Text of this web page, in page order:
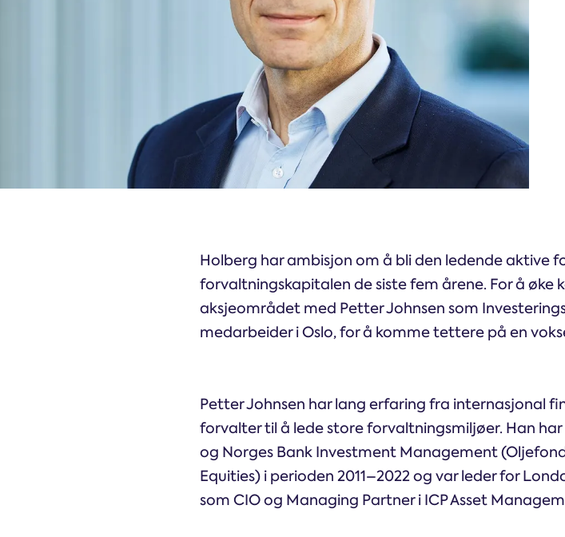
Holberg Kreditt
Holberg OMF
Holberg har ambisjon om å bli den ledende aktive
forvaltningskapitalen de siste fem årene. For å øke
aksjeområdet med Petter Johnsen som
medarbeider i Oslo, for å komme tettere på en
Petter Johnsen har lang erfaring fra internasjonal
forvalter til å lede store forvaltningsmiljøer. Han
og Norges Bank Investment Management
Equities) i perioden 2011–2022 og var leder for
som CIO og Managing Partner i ICP Asset